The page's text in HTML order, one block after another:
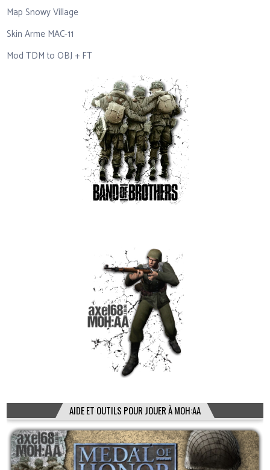
Map Snowy Village
Skin Arme MAC-11
Mod TDM to OBJ + FT
AIDE ET OUTILS POUR JOUER À MOH:AA